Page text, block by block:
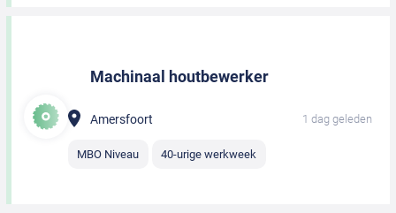
Machinaal houtbewerker
Amersfoort 1 dag geleden
MBO Niveau 40-urige werkweek